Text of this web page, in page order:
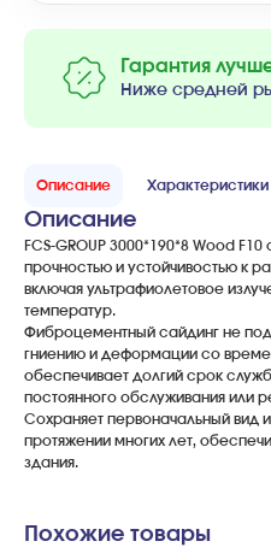
Гарантия
Ниже средней
Описание Характеристики
Описание
FCS-GROUP 3000*190*8 Wood
прочностью и устойчивостью к
включая ультрафиолетовое
температур.
Фиброцементный сайдинг не
гниению и деформации со
обеспечивает долгий срок
постоянного обслуживания или
Сохраняет первоначальный вид
протяжении многих лет,
здания.
Похожие товары